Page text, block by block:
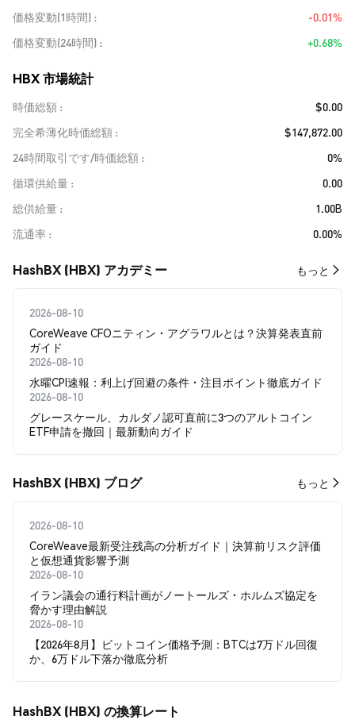
価格変動(1時間)
-0.01%
価格変動(24時間)
+0.68%
HBX 市場統計
時価総額
$0.00
完全希薄化時価総額
$147,872.00
24時間取引です/時価総額
0%
循環供給量
0.00
総供給量
1.00B
流通率
0.00%
HashBX (HBX) アカデミー もっと
2026-08-10
CoreWeave CFOニティン・アグラワルとは？決算発表直前
ガイド
2026-08-10
水曜CPI速報：利上げ回避の条件・注目ポイント徹底ガイド
2026-08-10
グレースケール、カルダノ認可直前に3つのアルトコイン
ETF申請を撤回｜最新動向ガイド
HashBX (HBX) ブログ もっと
2026-08-10
CoreWeave最新受注残高の分析ガイド｜決算前リスク評価
と仮想通貨影響予測
2026-08-10
イラン議会の通行料計画がノートールズ・ホルムズ協定を
脅かす理由解説
2026-08-10
【2026年8月】ビットコイン価格予測：BTCは7万ドル回復
か、6万ドル下落か徹底分析
HashBX (HBX) の換算レート